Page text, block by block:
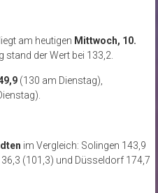
liegt am heutigen Mittwoch, 10.
stand der Wert bei 133,2.
(130 am Dienstag),
im Vergleich: Solingen 143,9
(101,3) und Düsseldorf 174,7